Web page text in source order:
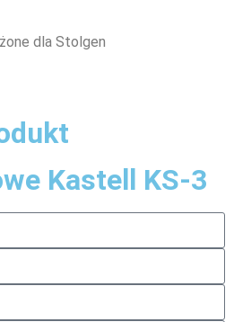
dla Stolgen
Kastell KS-3